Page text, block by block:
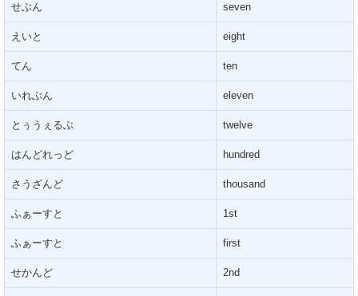
せぶん seven
えいと eight
てん ten
いれぶん eleven
とぅうぇるぶ twelve
はんどれっど hundred
さうざんど thousand
ふぁーすと 1st
ふぁーすと first
せかんど 2nd